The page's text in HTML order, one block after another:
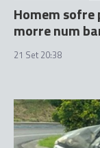
Homem
morre num
21 Set 20:38